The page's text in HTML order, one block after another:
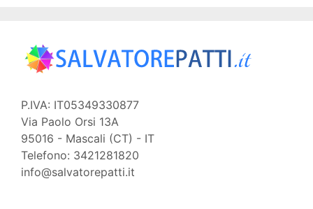
P.IVA: IT05349330877
Via Paolo Orsi 13A
95016 - Mascali (CT) - IT
Telefono: 3421281820
info@salvatorepatti.it